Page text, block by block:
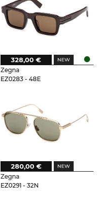
Zegna
EZ0283 - 48E
328,00 €
Zegna
EZ0291 - 32N
280,00 €